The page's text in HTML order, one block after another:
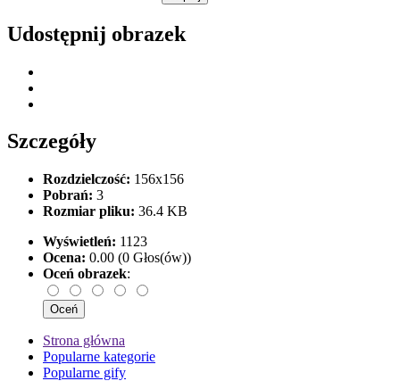
Udostępnij obrazek
Szczegóły
Rozdzielczość: 156x156
Pobrań: 3
Rozmiar pliku: 36.4 KB
Wyświetleń: 1123
Ocena: 0.00 (0 Głos(ów))
Oceń obrazek:
Strona główna
Popularne kategorie
Popularne gify